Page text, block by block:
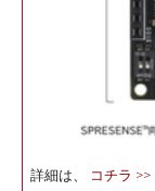
詳細は、 コチラ >>